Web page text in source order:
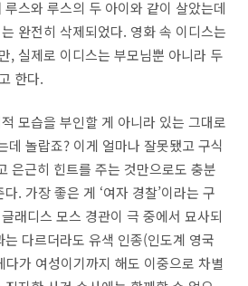
스와 루스의 두 아이와 같이 살았는데
완전히 삭제되었다. 영화 속 이디스는
, 실제로 이디스는 부모님뿐 아니라 두
한다.
모습을 부인할 게 아니라 있는 그대로
데 놀랍죠? 이게 얼마나 잘못됐고 구식
은근히 힌트를 주는 것만으로도 충분
. 가장 좋은 게 ‘여자 경찰’이라는 구
래디스 모스 경관이 극 중에서 묘사되
다르더라도 유색 인종(인도계 영국
가 여성이기까지 해도 이중으로 차별